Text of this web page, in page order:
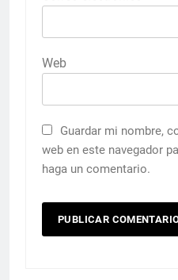
Web
Guardar mi nombre,
web en este navegador
haga un comentario.